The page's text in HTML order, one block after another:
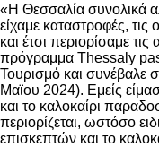
«Η Θεσσαλία συνολικά
είχαμε καταστροφές,
και έτσι περιορίσαμε
πρόγραμμα Thessaly
Τουρισμό και συνέβαλε
Μαϊου 2024). Εμείς
και το καλοκαίρι
περιορίζεται, ωστόσο
επισκεπτών και το